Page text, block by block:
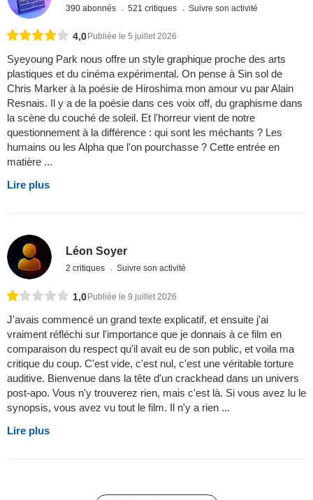
390 abonnés 521 critiques Suivre son activité
4,0 Publiée le 5 juillet 2026
Syeyoung Park nous offre un style graphique proche des arts
plastiques et du cinéma expérimental. On pense à Sin sol de
Chris Marker à la poésie de Hiroshima mon amour vu par Alain
Resnais. Il y a de la poésie dans ces voix off, du graphisme dans
la scène du couché de soleil. Et l'horreur vient de notre
questionnement à la différence : qui sont les méchants ? Les
humains ou les Alpha que l'on pourchasse ? Cette entrée en
matière ...
Lire plus
Léon Soyer
2 critiques Suivre son activité
1,0 Publiée le 9 juillet 2026
J'avais commencé un grand texte explicatif, et ensuite j'ai
vraiment réfléchi sur l'importance que je donnais à ce film en
comparaison du respect qu'il avait eu de son public, et voila ma
critique du coup. C'est vide, c'est nul, c'est une véritable torture
auditive. Bienvenue dans la tête d'un crackhead dans un univers
post-apo. Vous n'y trouverez rien, mais c'est là. Si vous avez lu le
synopsis, vous avez vu tout le film. Il n'y a rien ...
Lire plus